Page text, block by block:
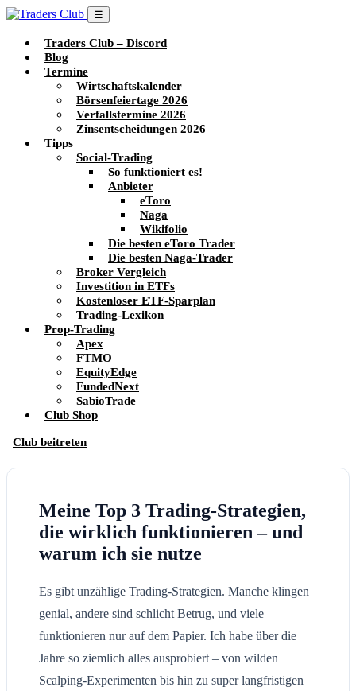
☰
Traders Club – Discord
Blog
Termine
Wirtschaftskalender
Börsenfeiertage 2026
Verfallstermine 2026
Zinsentscheidungen 2026
Tipps
Social-Trading
So funktioniert es!
Anbieter
eToro
Naga
Wikifolio
Die besten eToro Trader
Die besten Naga-Trader
Broker Vergleich
Investition in ETFs
Kostenloser ETF-Sparplan
Trading-Lexikon
Prop-Trading
Apex
FTMO
EquityEdge
FundedNext
SabioTrade
Club Shop
Club beitreten
Meine Top 3 Trading-Strategien,
die wirklich funktionieren – und
warum ich sie nutze
Es gibt unzählige Trading-Strategien. Manche klingen
genial, andere sind schlicht Betrug, und viele
funktionieren nur auf dem Papier. Ich habe über die
Jahre so ziemlich alles ausprobiert – von wilden
Scalping-Experimenten bis hin zu super langfristigen